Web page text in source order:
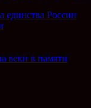
единства России
веки в памяти